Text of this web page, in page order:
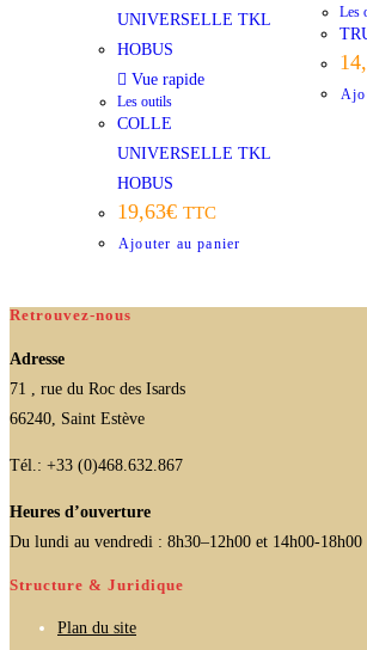
Vue rapide
Les outils
COLLE
UNIVERSELLE TKL
HOBUS
19,63€ TTC
Ajouter au panier
Les
Retrouvez-nous
Adresse
71 , rue du Roc des Isards
66240, Saint Estève
Tél.: +33 (0)468.632.867
Heures d’ouverture
Du lundi au vendredi : 8h30–12h00 et 14h00-18h00
Structure & Juridique
Plan du site